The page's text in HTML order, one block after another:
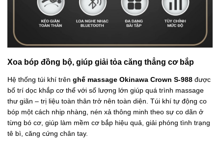
Xoa bóp đồng bộ, giúp giải tỏa căng thẳng cơ bắp
Hệ thống túi khí trên ghế massage Okinawa Crown S-988 được
bố trí dọc khắp cơ thể với số lượng lớn giúp quá trình massage
thư giãn – trị liệu toàn thân trở nên toàn diện. Túi khí tự động co
bóp một cách nhịp nhàng, nén xả thông minh theo sự co dãn ở
từng bó cơ, giúp làm mềm cơ bắp hiệu quả, giải phóng tình trạng
tê bì, căng cứng chân tay.